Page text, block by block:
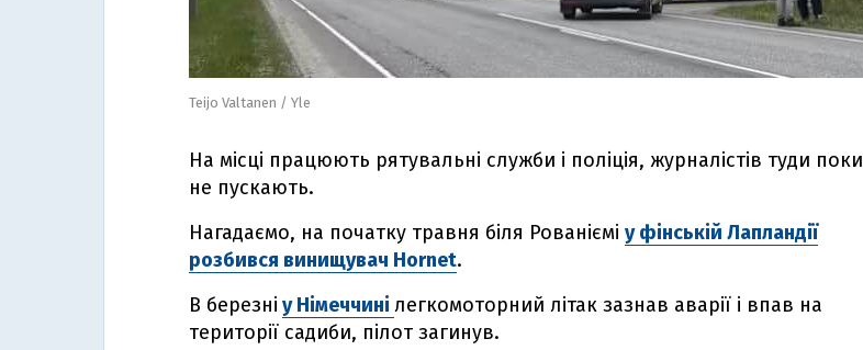
Teijo Valtanen / Yle
На місці працюють рятувальні служби і поліція, журналістів туди поки
не пускають.
Нагадаємо, на початку травня біля Рованіємі у фінській Лапландії
розбився винищувач Hornet.
В березні у Німеччині легкомоторний літак зазнав аварії і впав на
території садиби, пілот загинув.